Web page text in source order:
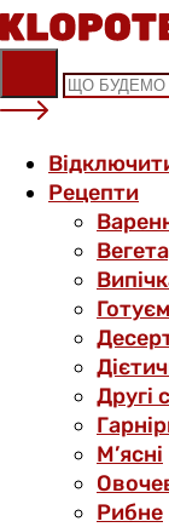
Skip
to
content
Рецепти
Другі
М’ясні
Рибне